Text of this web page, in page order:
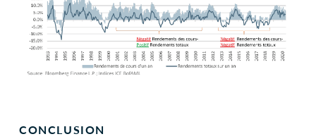
CONCLUSION